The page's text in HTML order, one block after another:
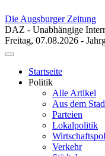
Die Augsburger Zeitung
DAZ - Unabhängige
Freitag, 07.08.2026 -
Toggle
navigationStartseite
Politik
Alle Artikel
Aus dem
Parteien
Lokalpolitik
Verkehr